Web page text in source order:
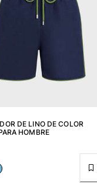
DE LINO DE COLOR
HOMBRE